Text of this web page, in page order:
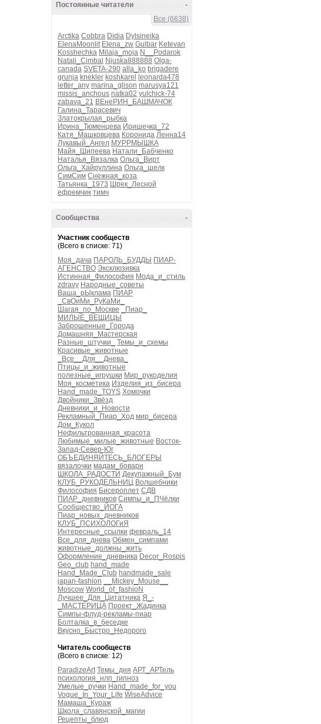
-
Постоянные читатели
Все (6638)
Arctika Cobbra Didia Dylsineika
ElenaMoonlit Elena_zw Gulbar Ketevan
Kosshechka Milaja_moja N__Podarok
Natali_Cimbal Njuska888888 Olga-
canada SVETA-290 alla_ko brigadere
grunja knekler koshkarel
leonarda478
letter_any marina_glison marusya121
missis_anchous natka02 yulchick-74
zabava_21 ВЕнеРИН_БАШМАЧОК
Галина_Тарасевич
Златокрылая_рыбка
Ирина_Тюменцева Иришечка_72
Катя_Машковцева Коронида Ленна14
Лукавый_Ангел МУРРМЫШКА
Майя_Шипеева Натали_Бабченко
Наталья_Вязалка Ольга_Вирт
Ольга_Хайруллина Ольга_шелк
СимСим Снежная_коза
Татьянка_1973 Шрек_Лесной
ефремчик тимч
-
Сообщества
Участник сообществ
(Всего в списке: 71)
Моя_дача ПАРОЛЬ_БУДДЫ ПИАР-
АГЕНСТВО Эксклюзивка
Истинная_Философия Мода_и_стиль
zdravy Народные_советы
Ваша_рЫклама ПИАР
_СвОиМи_РуКаМи_
Шагая_по_Москве
_Пиар_
МИЛЫЕ_ВЕЩИЦЫ
Заброшенные_Города
Домашняя_Мастерская
Разные_штучки_
Темы_и_схемы
Красивые_животные
_Все__Для__Днева_
Птицы_и_животные
полезные_игрушки Мир_рукоделия
Моя_косметика Изделия_из_бисера
Hand_made_TOYS Хомочки
Двойники_Звёзд
Дневники_и_Новости
Рекламный_Пиар_Ход мир_бисера
Дом_Кукол
Нефильтрованная_красота
Любимые_милые_животные Восток-
Запад-Север-Юг
ОБЪЕДИНЯЙТЕСЬ_БЛОГЕРЫ
вязалочки мадам_бовари
ШКОЛА_РАДОСТИ Декупажный_Бум
КЛУБ_РУКОДЕЛЬНИЦ Волшебники
Философия Бисероплет СДВ
ПИАР_дневников Симпы_и_ПЧёлки
Сообщество_ЙОГА
Пиар_новых_дневников
КЛУБ_ПСИХОЛОГиЯ
Интересные_ссылки февраль_14
Все_для_днева Обмен_симпами
животные_должны_жить
Оформление_дневника Decor_Rospis
Geo_club hand_made
Hand_Made_Club handmade_sale
japan-fashion
__Mickey_Mouse__
Moscow World_of_fashioN
Лучшее_Для_Цитатника Я_-
_МАСТЕРИЦА Проект_Жадинка
Симпы-флуд-рекламы-пиар
Болталка_в_беседке
Вкусно_Быстро_Недорого
Читатель сообществ
(Всего в списке: 12)
ParadizeArt Темы_дня АРТ_АРТель
психология_нлп_гипноз
Умелые_ручки Hand_made_for_you
Vogue_In_Your_Life WiseAdvice
Мамаша_Кураж
Школа_славянской_магии
Рецепты_блюд